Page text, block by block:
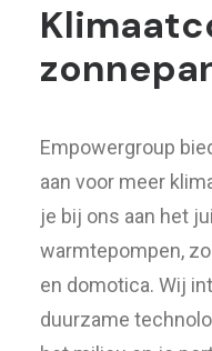
Empowergroup
aan voor meer
je bij ons aan het
warmtepompen,
en domotica. Wij
duurzame